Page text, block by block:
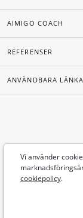
Vi använder
cookiepolicy.
AIMIGO COACH
REFERENSER
ANVÄNDBARA